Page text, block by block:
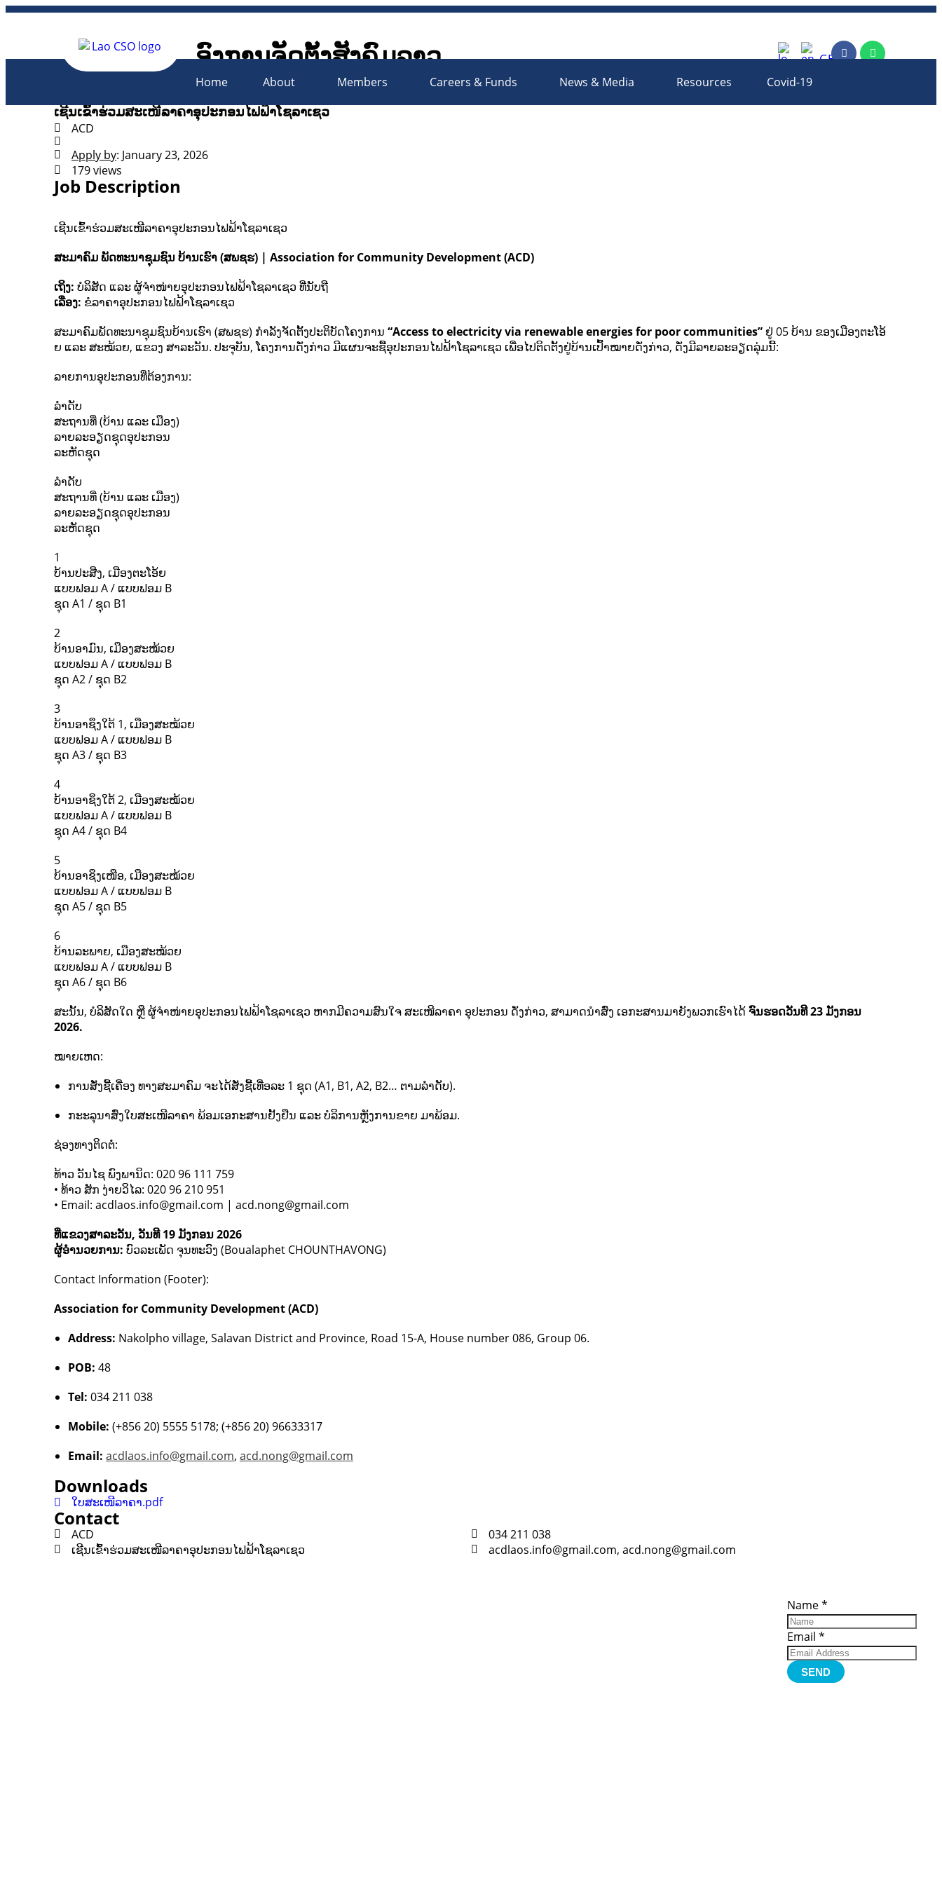
ອົງການຈັດຕັ້ງສັງຄົມລາວ
Lao Civil Society Organizations Platform
Home About Members Careers & Funds News & Media Resources Covid-19
ເຊີນເຂົ້າຮ່ວມສະເໜີລາຄາອຸປະກອນໄຟຟ້າໂຊລາເຊວ
ACD
Apply by: January 23, 2026
179 views
Job Description
ເຊີນເຂົ້າຮ່ວມສະເໜີລາຄາອຸປະກອນໄຟຟ້າໂຊລາເຊວ
ສະມາຄົມ ພັດທະນາຊຸມຊົນ ບ້ານເຮົາ (ສພຊຮ) | Association for Community Development (ACD)
ເຖິງ: ບໍລິສັດ ແລະ ຜູ້ຈຳໜ່າຍອຸປະກອນໄຟຟ້າໂຊລາເຊວ ທີ່ນັບຖື
ເລື່ອງ: ຂໍລາຄາອຸປະກອນໄຟຟ້າໂຊລາເຊວ
ສະມາຄົມພັດທະນາຊຸມຊົນບ້ານເຮົາ (ສພຊຮ) ກຳລັງຈັດຕັ້ງປະຕິບັດໂຄງການ “Access to electricity via renewable energies for poor communities” ຢູ່ 05 ບ້ານ ຂອງເມືອງຕະໂອ້
ຍ ແລະ ສະໝ້ວຍ, ແຂວງ ສາລະວັນ. ປະຈຸບັນ, ໂຄງການດັ່ງກ່າວ ມີແຜນຈະຊື້ອຸປະກອນໄຟຟ້າໂຊລາເຊວ ເພື່ອໄປຕິດຕັ້ງຢູ່ບ້ານເປົ້າໝາຍດັ່ງກ່າວ, ດັ່ງມີລາຍລະອຽດລຸ່ມນີ້:
ລາຍການອຸປະກອນທີ່ຕ້ອງການ:
ລຳດັບ
ສະຖານທີ່ (ບ້ານ ແລະ ເມືອງ)
ລາຍລະອຽດຊຸດອຸປະກອນ
ລະຫັດຊຸດ
ລຳດັບ
ສະຖານທີ່ (ບ້ານ ແລະ ເມືອງ)
ລາຍລະອຽດຊຸດອຸປະກອນ
ລະຫັດຊຸດ
1
ບ້ານປະສືງ, ເມືອງຕະໂອ້ຍ
ແບບຟອມ A / ແບບຟອມ B
ຊຸດ A1 / ຊຸດ B1
2
ບ້ານອາມົນ, ເມືອງສະໝ້ວຍ
ແບບຟອມ A / ແບບຟອມ B
ຊຸດ A2 / ຊຸດ B2
3
ບ້ານອາຊຶງໃຕ້ 1, ເມືອງສະໝ້ວຍ
ແບບຟອມ A / ແບບຟອມ B
ຊຸດ A3 / ຊຸດ B3
4
ບ້ານອາຊຶງໃຕ້ 2, ເມືອງສະໝ້ວຍ
ແບບຟອມ A / ແບບຟອມ B
ຊຸດ A4 / ຊຸດ B4
5
ບ້ານອາຊຶງເໜືອ, ເມືອງສະໝ້ວຍ
ແບບຟອມ A / ແບບຟອມ B
ຊຸດ A5 / ຊຸດ B5
6
ບ້ານລະພາຍ, ເມືອງສະໝ້ວຍ
ແບບຟອມ A / ແບບຟອມ B
ຊຸດ A6 / ຊຸດ B6
ສະນັ້ນ, ບໍລິສັດໃດ ຫຼື ຜູ້ຈຳໜ່າຍອຸປະກອນໄຟຟ້າໂຊລາເຊວ ຫາກມີຄວາມສົນໃຈ ສະເໜີລາຄາ ອຸປະກອນ ດັ່ງກ່າວ, ສາມາດນໍາສົ່ງ ເອກະສານມາຍັງພວກເຮົາໄດ້ຈົນຮອດວັນທີ 23 ມັງກອນ
2026.
ໝາຍເຫດ:
ການສັ່ງຊື້ເຄື່ອງ ທາງສະມາຄົມ ຈະໄດ້ສັ່ງຊື້ເທື່ອລະ 1 ຊຸດ (A1, B1, A2, B2… ຕາມລໍາດັບ).
ກະະລຸນາສົ່ງໃບສະເໜີລາຄາ ພ້ອມເອກະສານຢັ້ງຢືນ ແລະ ບໍລິການຫຼັງການຂາຍ ມາພ້ອມ.
ຊ່ອງທາງຕິດຕໍ່:
ທ້າວ ວັນໄຊ ພົງພານິດ: 020 96 111 759
• ທ້າວ ສັກ ງ່າຍວິໄລ: 020 96 210 951
• Email: acdlaos.info@gmail.com | acd.nong@gmail.com
ທີ່ແຂວງສາລະວັນ, ວັນທີ 19 ມັງກອນ 2026
ຜູ້ອຳນວຍການ: ບົວລະເພັດ ຈຸນທະວົງ (Boualaphet CHOUNTHAVONG)
Contact Information (Footer):
Association for Community Development (ACD)
Address: Nakolpho village, Salavan District and Province, Road 15-A, House number 086, Group 06.
POB: 48
Tel: 034 211 038
Mobile: (+856 20) 5555 5178; (+856 20) 96633317
Email: acdlaos.info@gmail.com, acd.nong@gmail.com
Downloads
ໃບສະເໜີລາຄາ.pdf
Contact
ACD
ເຊີນເຂົ້າຮ່ວມສະເໜີລາຄາອຸປະກອນໄຟຟ້າໂຊລາເຊວ
034 211 038
acdlaos.info@gmail.com, acd.nong@gmail.com
Name*
Email*
SEND